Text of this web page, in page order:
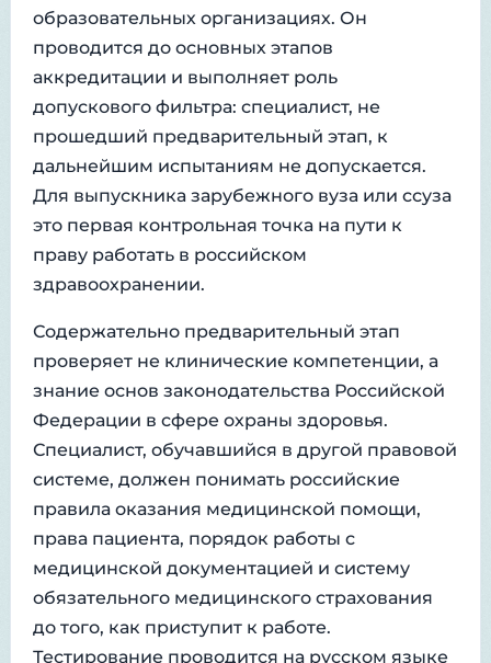
образовательных организациях. Он
проводится до основных этапов
аккредитации и выполняет роль
допускового фильтра: специалист, не
прошедший предварительный этап, к
дальнейшим испытаниям не допускается.
Для выпускника зарубежного вуза или ссуза
это первая контрольная точка на пути к
праву работать в российском
здравоохранении.
Содержательно предварительный этап
проверяет не клинические компетенции, а
знание основ законодательства Российской
Федерации в сфере охраны здоровья.
Специалист, обучавшийся в другой правовой
системе, должен понимать российские
правила оказания медицинской помощи,
права пациента, порядок работы с
медицинской документацией и систему
обязательного медицинского страхования
до того, как приступит к работе.
Тестирование проводится на русском языке